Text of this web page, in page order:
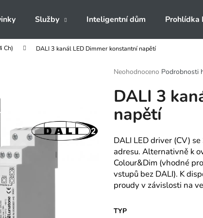
Služby Inteligentní dům Prohlídka
Ch) DALI 3 kanál LED Dimmer konstantní napětí
Průměrné
produktu
je
z
hvězdiček.
Neohodnoceno Podrobnosti
DALI 3
napětí
DALI LED driver (CV)
adresu. Alternativně k
Colour&Dim (vhodné
vstupů bez DALI). K
proudy v závislosti na
TYP
Co potřebujete najít?
HLEDAT
Doporučujeme